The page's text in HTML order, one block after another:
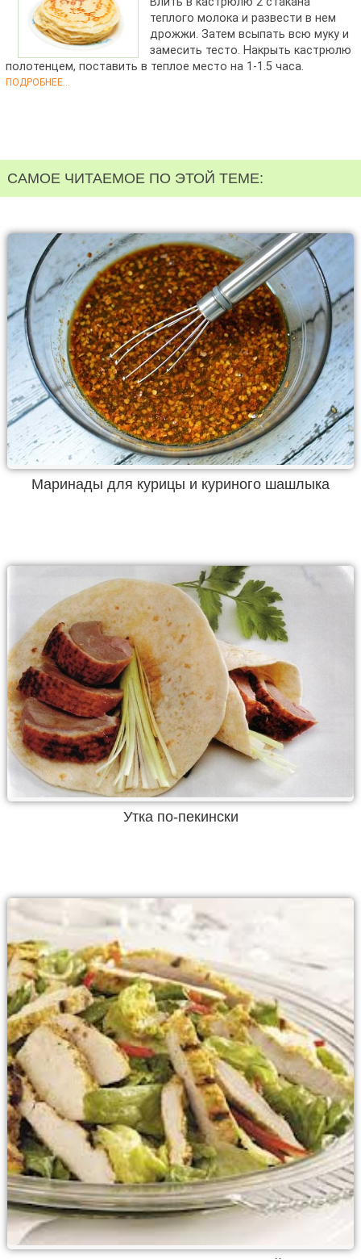
теплого молока и развести в нем
дрожжи. Затем всыпать всю муку и
замесить тесто. Накрыть кастрюлю
полотенцем, поставить в теплое место на 1-1.5 часа.
ПОДРОБНЕЕ...
САМОЕ ЧИТАЕМОЕ ПО ЭТОЙ ТЕМЕ:
Маринады для курицы и куриного шашлыка
Утка по-пекински